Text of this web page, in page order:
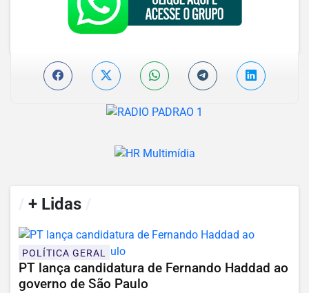
+ Lidas
POLÍTICA GERAL
PT lança candidatura de Fernando Haddad ao
governo de São Paulo